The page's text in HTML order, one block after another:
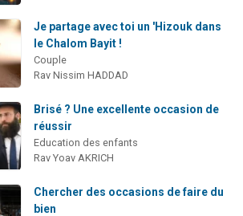
Je partage avec toi un 'Hizouk dans
le Chalom Bayit !
Couple
Rav Nissim HADDAD
Brisé ? Une excellente occasion de
réussir
Education des enfants
Rav Yoav AKRICH
Chercher des occasions de faire du
bien